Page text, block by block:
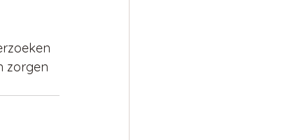
zorgen